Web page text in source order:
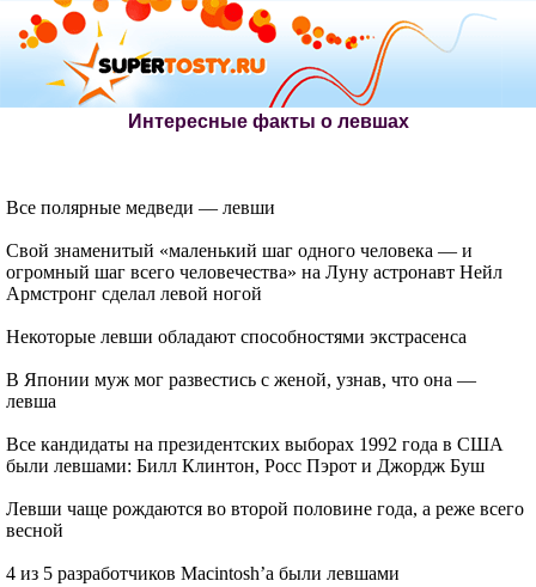
Интересные факты о левшах
Все полярные медведи — левши
Свой знаменитый «маленький шаг одного человека — и
огромный шаг всего человечества» на Луну астронавт Нейл
Армстронг сделал левой ногой
Некоторые левши обладают способностями экстрасенса
В Японии муж мог развестись с женой, узнав, что она —
левша
Все кандидаты на президентских выборах 1992 года в США
были левшами: Билл Клинтон, Росс Пэрот и Джордж Буш
Левши чаще рождаются во второй половине года, а реже всего
весной
4 из 5 разработчиков Macintosh’а были левшами